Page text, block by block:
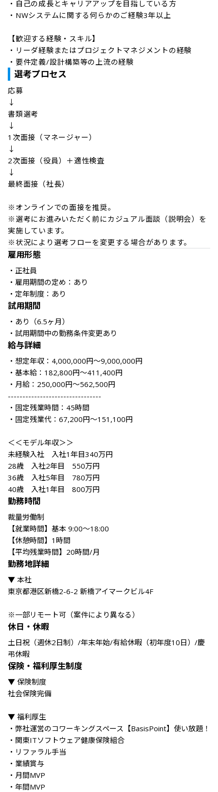
・自己の成長とキャリアアップを目指している方
・NWシステムに関する何らかのご経験3年以上
【歓迎する経験・スキル】
・リーダ経験またはプロジェクトマネジメントの経験
・要件定義/設計構築等の上流の経験
選考プロセス
応募
↓
書類選考
↓
1次面接（マネージャー）
↓
2次面接（役員）＋適性検査
↓
最終面接（社長）
※オンラインでの面接を推奨。
※選考にお進みいただく前にカジュアル面談（説明会）を
実施しています。
※状況により選考フローを変更する場合があります。
雇用形態
・正社員
・雇用期間の定め：あり
・定年制度：あり
試用期間
・あり（6.5ヶ月）
給与詳細
・想定年収：4,000,000円～9,000,000円
・基本給：182,800円～411,400円
・月給：250,000円～562,500円
--------------------------------
・固定残業時間：45時間
・固定残業代：67,200円～151,100円
＜＜モデル年収＞＞
未経験入社　入社1年目340万円
28歳　入社2年目　550万円
36歳　入社5年目　780万円
勤務時間
裁量労働制
【就業時間】基本 9:00～18:00
【休憩時間】1時間
勤務地詳細
▼ 本社
東京都港区新橋2-6-2 新橋アイマークビル4F
※一部リモート可（案件により異なる）
休日・休暇
土日祝（週休2日制）/年末年始/有給休暇（初年度10日）/慶
保険・福利厚生制度
▼ 保険制度
社会保険完備
▼ 福利厚生
・弊社運営のコワーキングスペース【BasisPoint】使い放題！
・関東ITソフトウェア健康保険組合
・リファラル手当
・業績賞与
・月間MVP
・年間MVP